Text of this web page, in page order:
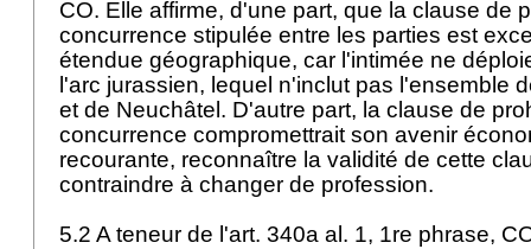
CO. Elle affirme, d'une part, que la clause de
concurrence stipulée entre les parties est
étendue géographique, car l'intimée ne
l'arc jurassien, lequel n'inclut pas l'ensemble
et de Neuchâtel. D'autre part, la clause de
concurrence compromettrait son avenir
recourante, reconnaître la validité de cette
contraindre à changer de profession.
5.2 A teneur de l'art. 340a al. 1, 1re phrase,